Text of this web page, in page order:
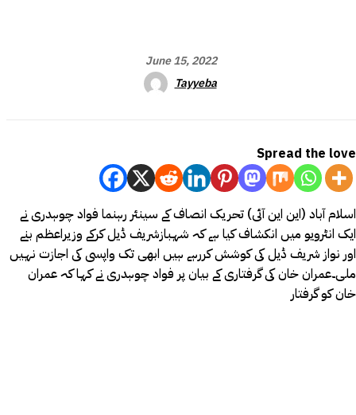
June 15, 2022
Tayyeba
Spread the love
اسلام آباد (این این آئی) تحریک انصاف کے سینئر رہنما فواد چوہدری نے
ایک انٹرویو میں انکشاف کیا ہے کہ شہبازشریف ڈیل کرکے وزیراعظم بنے
اور نواز شریف ڈیل کی کوشش کررہے ہیں ابھی تک واپسی کی اجازت نہیں
ملی۔عمران خان کی گرفتاری کے بیان پر فواد چوہدری نے کہا کہ عمران
خان کو گرفتار